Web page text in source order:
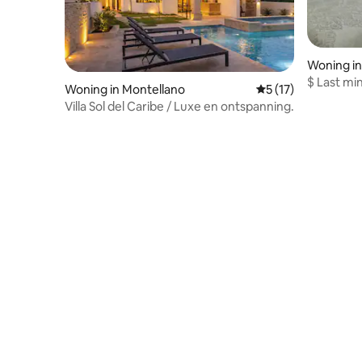
Woning in Montellano Gemiddelde
5 (17)
Villa Sol del Caribe / Luxe en ontspanning.
Woning
$ Last minute privéwoning aan het